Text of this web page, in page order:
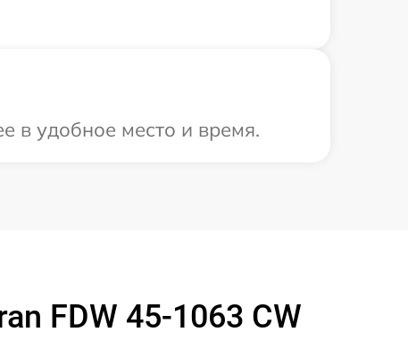
в удобное место и время.
FDW 45-1063 CW